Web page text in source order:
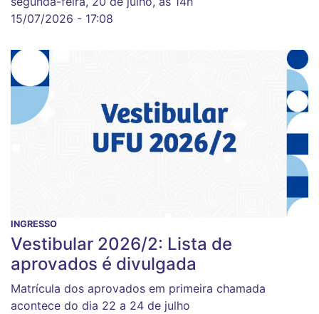
15/07/2026 - 17:08
INGRESSO
Vestibular 2026/2: Lista de
aprovados é divulgada
Matrícula dos aprovados em primeira chamada
acontece do dia 22 a 24 de julho